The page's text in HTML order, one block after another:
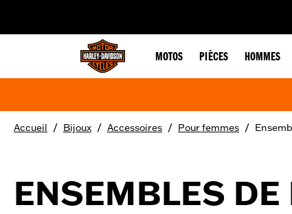
MOTOS PIÈCES HOMMES
Accueil / Bijoux / Accessoires / Pour femmes /
ENSEMBLES